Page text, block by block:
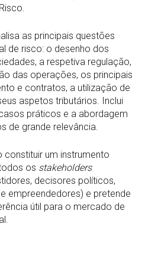
as principais questões
de risco: o desenho dos
a respetiva regulação,
das operações, os principais
e contratos, a utilização de
aspetos tributários. Inclui
práticos e a abordagem
de grande relevância.
um instrumento
os stakeholders
decisores políticos,
empreendedores) e pretende
útil para o mercado de